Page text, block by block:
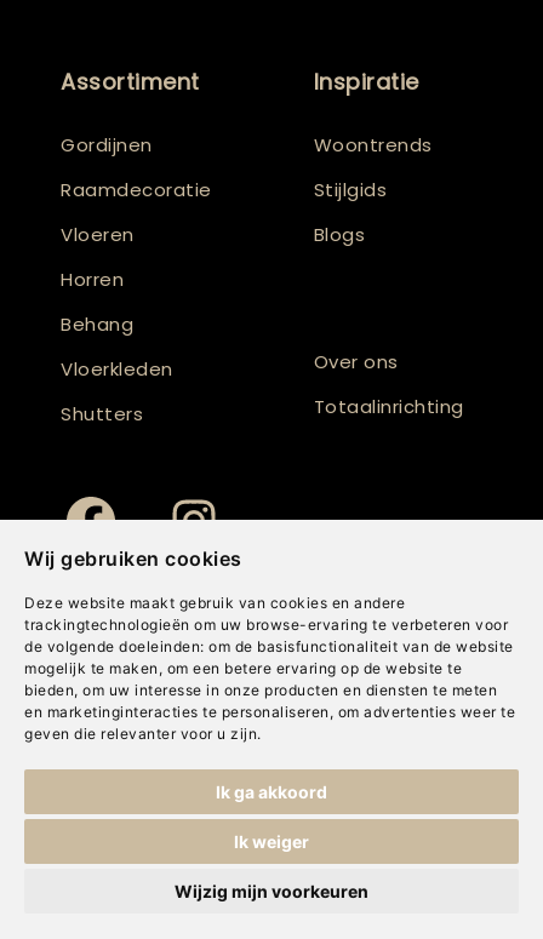
Wij gebruiken cookies
Deze website maakt gebruik van cookies en andere
trackingtechnologieën om uw browse-ervaring te verbeteren voor
de volgende doeleinden: om de basisfunctionaliteit van de website
mogelijk te maken , om een betere ervaring op de website te
bieden, om uw interesse in onze producten en diensten te meten
en marketinginteracties te personaliseren , om advertenties weer te
geven die relevanter voor u zijn.
Ik ga akkoord
Ik weiger
Wijzig mijn voorkeuren
Assortiment
Gordijnen
Raamdecoratie
Vloeren
Horren
Behang
Vloerkleden
Shutters
Inspiratie
Woontrends
Stijlgids
Blogs
Over ons
Totaalinrichting
Cookies